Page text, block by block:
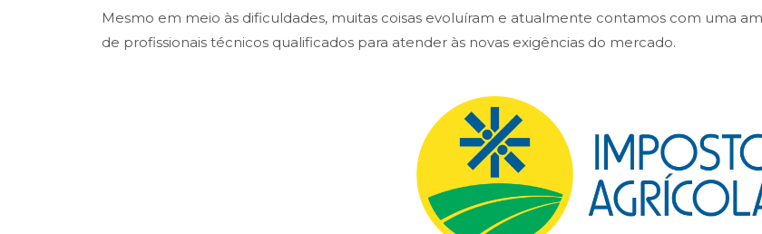
Mesmo em meio às dificuldades, muitas coisas evoluíram e atualmente contamos com uma
de profissionais técnicos qualificados para atender às novas exigências do mercado.